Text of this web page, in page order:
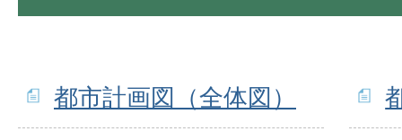
都市計画図（全体図）